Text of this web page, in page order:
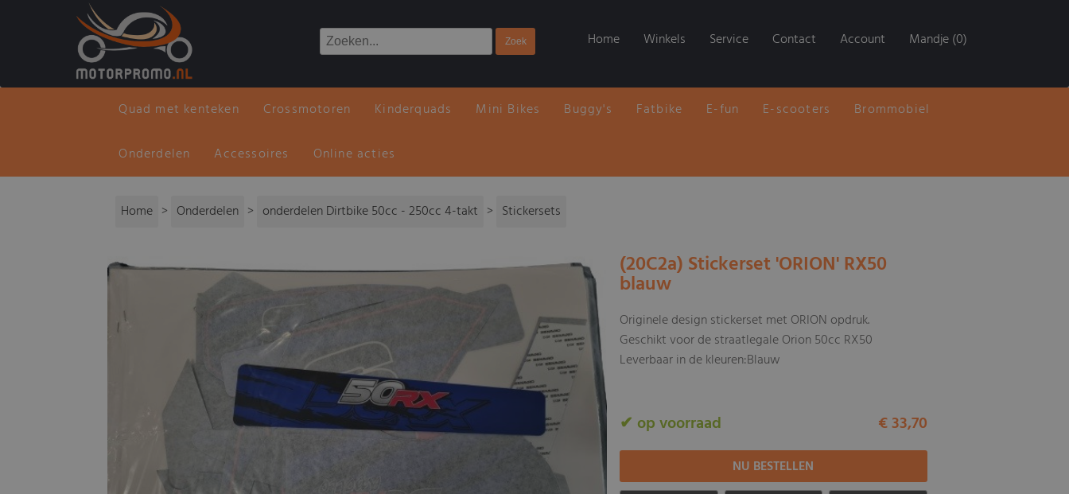
Home Winkels Service Contact Account Mandje (0)
Quad met kenteken Crossmotoren Kinderquads Mini Bikes Buggy's Fatbike E-fun E-scooters Brommobiel
Onderdelen Accessoires Online acties
Home > Onderdelen > onderdelen Dirtbike 50cc - 250cc 4-takt > Stickersets
(20C2a) Stickerset 'ORION' RX50
blauw
Originele design stickerset met ORION opdruk.
Geschikt voor de straatlegale Orion 50cc RX50
Leverbaar in de kleuren:Blauw
✔ op voorraad € 33,70